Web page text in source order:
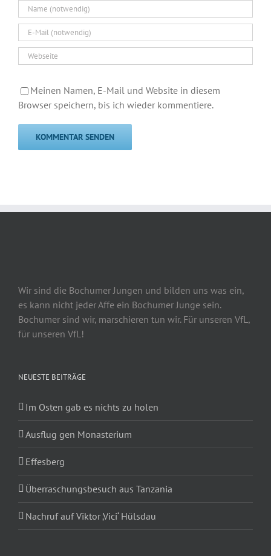
Meinen Namen, E-Mail und Website in diesem
Browser speichern, bis ich wieder kommentiere.
Wir sind die Bochumer Jungen und bilden uns was ein,
es kann nicht jeder Affe ein Bochumer Junge sein.
Bochumer sind wir, marschieren tun wir. Für unseren VfL,
für unseren VfL!
NEUESTE BEITRÄGE
Im Osten gab es nichts zu holen
Ausflug gen Monasterium
Effesberg
Überraschungsbesuch aus Tanzania
Nachruf auf Viktor ‚Vici‘ Hülsdau